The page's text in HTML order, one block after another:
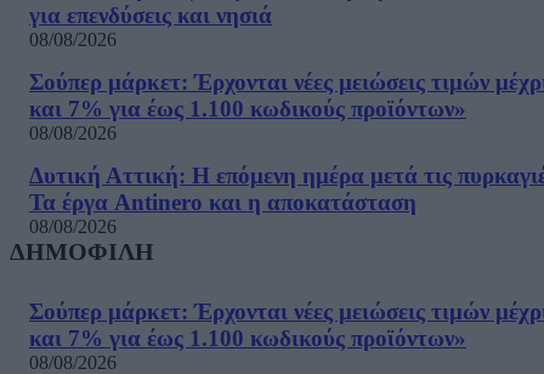
για επενδύσεις και νησιά
08/08/2026
Σούπερ μάρκετ: Έρχονται νέες μειώσεις τιμών
και 7% για έως 1.100 κωδικούς προϊόντων»
08/08/2026
Δυτική Αττική: Η επόμενη ημέρα μετά τις
Τα έργα Antinero και η αποκατάσταση
08/08/2026
ΔΗΜΟΦΙΛΗ
Σούπερ μάρκετ: Έρχονται νέες μειώσεις τιμών
και 7% για έως 1.100 κωδικούς προϊόντων»
08/08/2026